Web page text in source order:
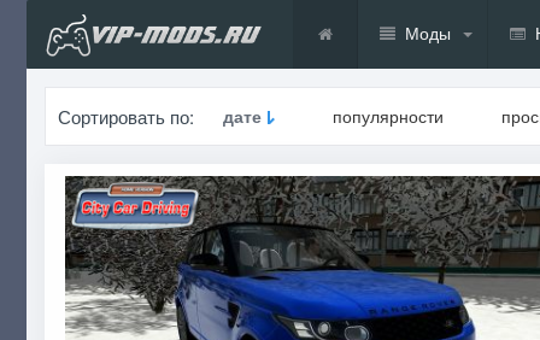
Моды
Сортировать по: дате популярности